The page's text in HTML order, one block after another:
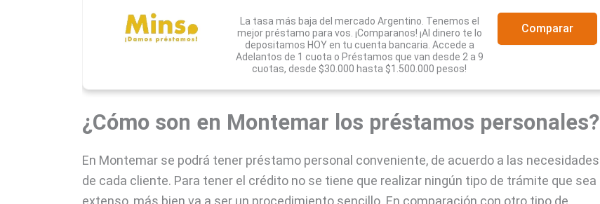
La tasa más baja del mercado Argentino. Tenemos el
mejor préstamo para vos. ¡Comparanos! ¡Al dinero te lo
depositamos HOY en tu cuenta bancaria. Accede a
Adelantos de 1 cuota o Préstamos que van desde 2 a 9
cuotas, desde $30.000 hasta $1.500.000 pesos!
Comparar
¿Cómo son en Montemar los préstamos personales?
En Montemar se podrá tener préstamo personal conveniente, de acuerdo a las necesidades
de cada cliente. Para tener el crédito no se tiene que realizar ningún tipo de trámite que sea
extenso, más bien va a ser un procedimiento sencillo. En comparación con otro tipo de